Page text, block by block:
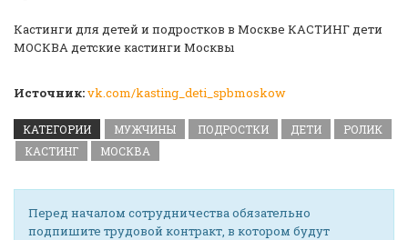
Кастинги для детей и подростков в Москве КАСТИНГ дети
МОСКВА детские кастинги Москвы
Источник:vk.com/kasting_deti_spbmoskow
КАТЕГОРИИ МУЖЧИНЫ ПОДРОСТКИ ДЕТИ
РОЛИК
КАСТИНГ
МОСКВА
Перед началом сотрудничества обязательно
подпишите трудовой контракт, в котором будут